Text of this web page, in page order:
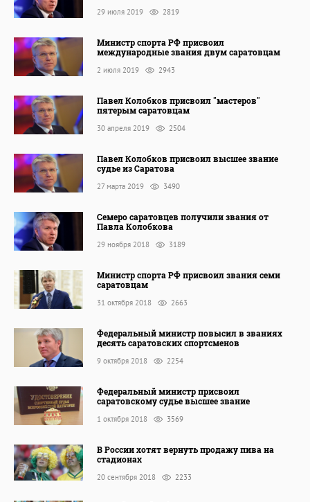
29 июля 2019 2819
Министр спорта РФ присвоил
международные звания двум саратовцам
2 июля 2019 2943
Павел Колобков присвоил "мастеров"
пятерым саратовцам
30 апреля 2019 2504
Павел Колобков присвоил высшее звание
судье из Саратова
27 марта 2019 3490
Семеро саратовцев получили звания от
Павла Колобкова
29 ноября 2018 3189
Министр спорта РФ присвоил звания семи
саратовцам
31 октября 2018 2663
Федеральный министр повысил в званиях
десять саратовских спортсменов
9 октября 2018 2254
Федеральный министр присвоил
саратовскому судье высшее звание
1 октября 2018 3569
В России хотят вернуть продажу пива на
стадионах
20 сентября 2018 2233